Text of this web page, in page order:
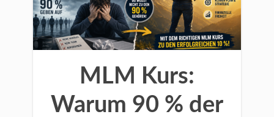
MLM Kurs:
Warum 90 % der